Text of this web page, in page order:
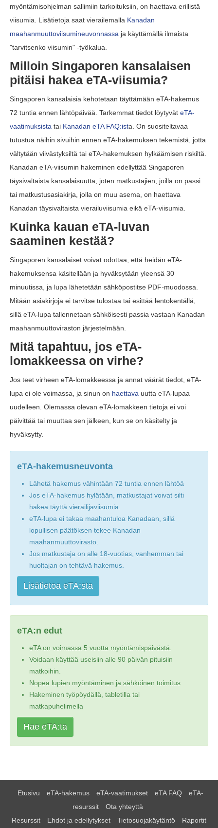
myöntämisohjelman sallimiin tarkoituksiin, on haettava erillistä
viisumia. Lisätietoja saat vierailemalla Kanadan
maahanmuuttoviisumineuvonnassa ja käyttämällä ilmaista
"tarvitsenko viisumin" -työkalua.
Milloin Singaporen kansalaisen
pitäisi hakea eTA-viisumia?
Singaporen kansalaisia kehotetaan täyttämään eTA-hakemus
72 tuntia ennen lähtöpäivää. Tarkemmat tiedot löytyvät eTA-
vaatimuksista tai Kanadan eTA FAQ:ista. On suositeltavaa
tutustua näihin sivuihin ennen eTA-hakemuksen tekemistä, jotta
vältytään viivästyksiltä tai eTA-hakemuksen hylkäämisen riskiltä.
Kanadan eTA-viisumin hakeminen edellyttää Singaporen
täysivaltaista kansalaisuutta, joten matkustajien, joilla on passi
tai matkustusasiakirja, jolla on muu asema, on haettava
Kanadan täysivaltaista vierailuviisumia eikä eTA-viisumia.
Kuinka kauan eTA-luvan
saaminen kestää?
Singaporen kansalaiset voivat odottaa, että heidän eTA-
hakemuksensa käsitellään ja hyväksytään yleensä 30
minuutissa, ja lupa lähetetään sähköpostitse PDF-muodossa.
Mitään asiakirjoja ei tarvitse tulostaa tai esittää lentokentällä,
sillä eTA-lupa tallennetaan sähköisesti passia vastaan Kanadan
maahanmuuttoviraston järjestelmään.
Mitä tapahtuu, jos eTA-
lomakkeessa on virhe?
Jos teet virheen eTA-lomakkeessa ja annat väärät tiedot, eTA-
lupa ei ole voimassa, ja sinun on haettava uutta eTA-lupaa
uudelleen. Olemassa olevan eTA-lomakkeen tietoja ei voi
päivittää tai muuttaa sen jälkeen, kun se on käsitelty ja
hyväksytty.
eTA-hakemusneuvonta
Lähetä hakemus vähintään 72 tuntia ennen lähtöä
Jos eTA-hakemus hylätään, matkustajat voivat silti
hakea täyttä vierailijaviisumia.
eTA-lupa ei takaa maahantuloa Kanadaan, sillä
lopullisen päätöksen tekee Kanadan
maahanmuuttovirasto.
Jos matkustaja on alle 18-vuotias, vanhemman tai
huoltajan on tehtävä hakemus.
Lisätietoa eTA:sta
eTA:n edut
eTA on voimassa 5 vuotta myöntämispäivästä.
Voidaan käyttää useisiin alle 90 päivän pituisiin
matkoihin.
Nopea lupien myöntäminen ja sähköinen toimitus
Hakeminen työpöydällä, tabletilla tai
matkapuhelimella
Hae eTA:ta
Etusivu eTA-hakemus eTA-vaatimukset eTA FAQ
eTA-
resurssit
Ota yhteyttä
Resurssit
Ehdot ja edellytykset Tietosuojakäytäntö Raportit